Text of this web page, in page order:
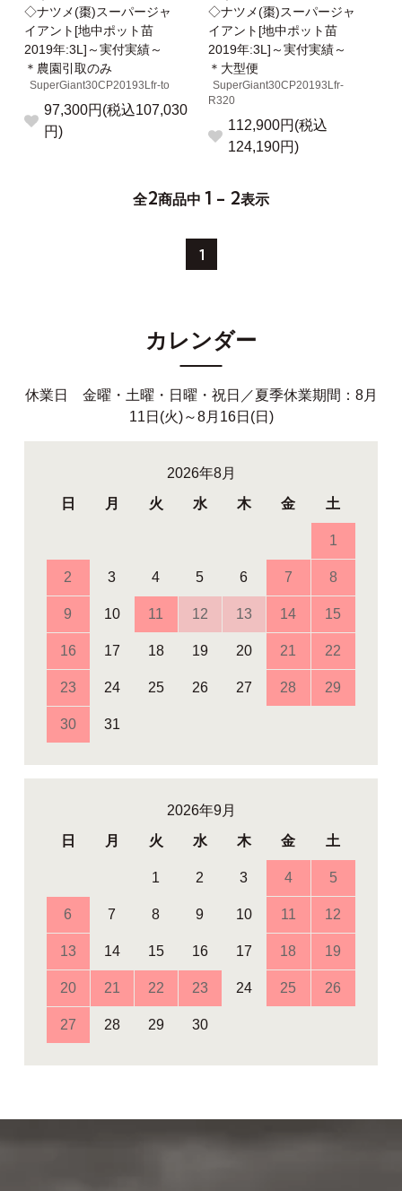
◇ナツメ(棗)スーパージャ
イアント[地中ポット苗
2019年:3L]～実付実績～
＊農園引取のみ
SuperGiant30CP20193Lfr-to
97,300円(税込107,030
円)
◇ナツメ(棗)スーパージャ
イアント[地中ポット苗
2019年:3L]～実付実績～
＊大型便
SuperGiant30CP20193Lfr-
R320
112,900円(税込
124,190円)
全2商品中 1 - 2表示
1
カレンダー
休業日 金曜・土曜・日曜・祝日／夏季休業期間：8月
11日(火)～8月16日(日)
2026年8月
日
月 火 水 木 金 土
1
2 3 4 5 6 7 8
9 10 11 12 13 14 15
16 17 18 19 20 21 22
23 24 25 26 27 28 29
30 31
2026年9月
日
月 火 水 木 金 土
1 2 3 4 5
6 7 8 9 10 11 12
13 14 15 16 17 18 19
20 21 22 23 24 25 26
27 28 29 30